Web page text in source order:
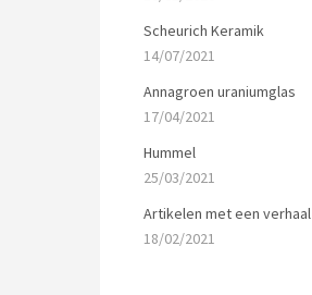
Scheurich Keramik
14/07/2021
Annagroen uraniumglas
17/04/2021
Hummel
25/03/2021
Artikelen met een verhaal
18/02/2021